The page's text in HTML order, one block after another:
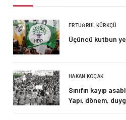
ERTUĞRUL KÜRKÇÜ
Üçüncü kutbun
HAKAN KOÇAK
Sınıfın kayıp
Yapı, dönem,